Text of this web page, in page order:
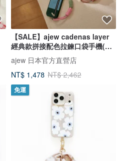
【SALE】ajew cadenas layer
經典款拼接配色拉鍊口袋手機(含
背帶
ajew 日本官方直營店
NT$ 1,478 NT$ 2,462
免運